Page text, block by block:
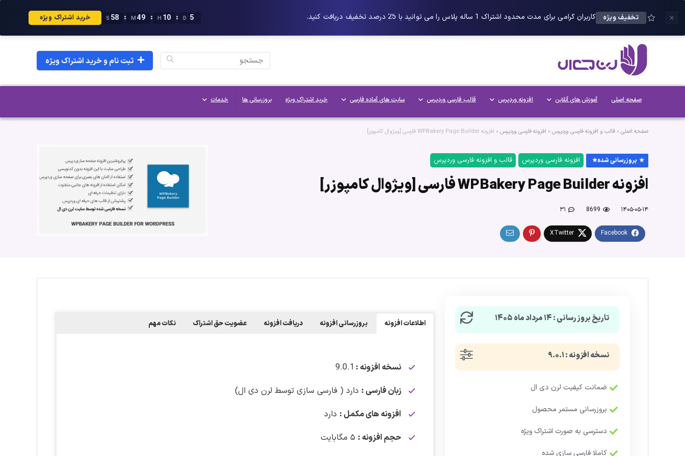
تخفیف ویژه کاربران گرامی برای مدت محدود اشتراک 1 ساله پلاس را می توانید با 25 درصد تخفیف دریافت کنید. 5
D
:
10
H
:
49
M
:
56
S خرید اشتراک ویژه
ثبت نام و خرید اشتراک ویژه
صفحه اصلی آموزش های آنلاین افزونه وردپرس قالب فارسی وردپرس سایت های آماده فارسی خرید اشتراک ویژه بروزرسانی ها خدمات
صفحه اصلی » قالب و افزونه فارسی وردپرس » افزونه فارسی وردپرس » افزونه WPBakery Page Builder فارسی [ویژوال کامپوزر]
بروزرسانی شده افزونه فارسی وردپرس قالب و افزونه فارسی وردپرس
افزونه WPBakery Page Builder فارسی [ویژوال کامپوزر]
۱۴۰۵-۰۵-۱۴ 8699 ۳۱
تاریخ بروزرسانی : ۱۴ مرداد ماه ۱۴۰۵
نسخه افزونه : ۹.۰.۱
ضمانت کیفیت لرن دی ال
بروزرسانی مستمر محصول
دسترسی به صورت اشتراک ویژه
کاملا فارسی سازی شده
اطلاعات افزونه بروزرسانی افزونه دریافت افزونه عضویت حق اشتراک نکات مهم
نسخه افزونه : 9.0.1
زبان فارسی : دارد ( فارسی سازی توسط لرن دی ال)
افزونه های مکمل : دارد
حجم افزونه :